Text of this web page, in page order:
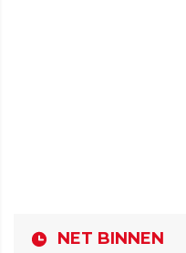
NET BINNEN